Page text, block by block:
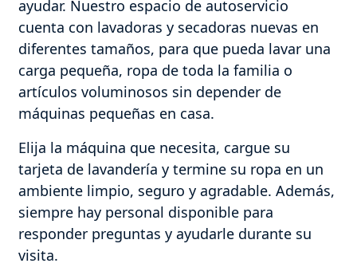
ayudar. Nuestro espacio de autoservicio
cuenta con lavadoras y secadoras nuevas en
diferentes tamaños, para que pueda lavar una
carga pequeña, ropa de toda la familia o
artículos voluminosos sin depender de
máquinas pequeñas en casa.
Elija la máquina que necesita, cargue su
tarjeta de lavandería y termine su ropa en un
ambiente limpio, seguro y agradable. Además,
siempre hay personal disponible para
responder preguntas y ayudarle durante su
visita.